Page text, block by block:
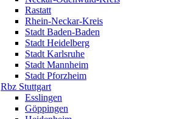
Rastatt
Rhein-Neckar-Kreis
Stadt Baden-Baden
Stadt Heidelberg
Stadt Karlsruhe
Stadt Mannheim
Stadt Pforzheim
Rbz Stuttgart
Esslingen
Göppingen